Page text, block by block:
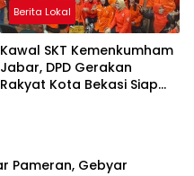
Berita Lokal
Kawal SKT Kemenkumham
Jabar, DPD Gerakan
Rakyat Kota Bekasi Siap
Pameran, Gebyar